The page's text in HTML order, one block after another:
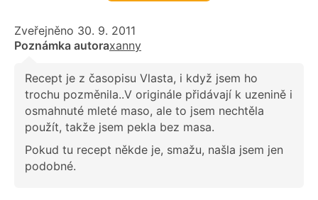
Zveřejněno 30. 9. 2011
Poznámka autoraxanny
Recept je z časopisu Vlasta, i když jsem ho
trochu pozměnila..V originále přidávají k uzenině i
osmahnuté mleté maso, ale to jsem nechtěla
použít, takže jsem pekla bez masa.
Pokud tu recept někde je, smažu, našla jsem jen
podobné.